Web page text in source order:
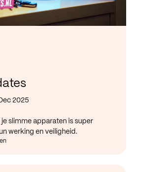
2025
slimme apparaten is super
werking en veiligheid.